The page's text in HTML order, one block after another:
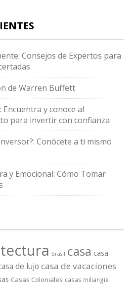
Consejos de Expertos para
de Warren Buffett
y conoce al
para invertir con confianza
Conócete a ti mismo
y Emocional: Cómo Tomar
brasil casa casa
de lujo casa de vacaciones
Casas Coloniales casas miliangie